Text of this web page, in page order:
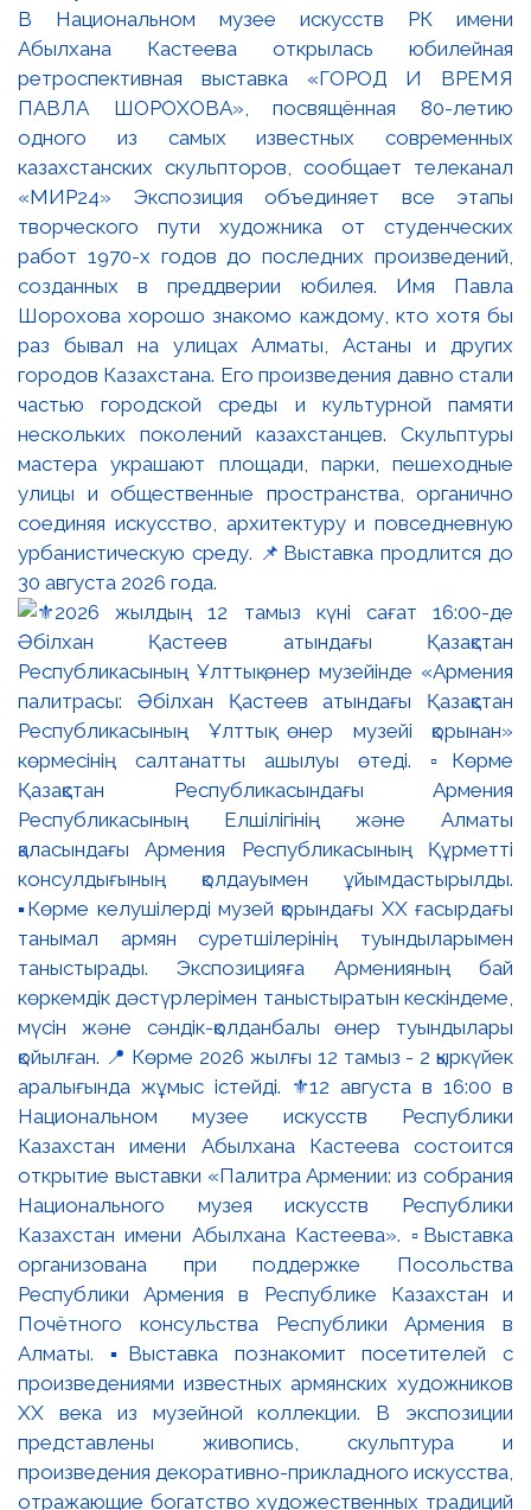
В Национальном музее искусств РК имени
Абылхана Кастеева открылась юбилейная
ретроспективная выставка «ГОРОД И ВРЕМЯ
ПАВЛА ШОРОХОВА», посвящённая 80-летию
одного из самых известных современных
казахстанских скульпторов, сообщает телеканал
«МИР24» Экспозиция объединяет все этапы
творческого пути художника от студенческих
работ 1970-х годов до последних произведений,
созданных в преддверии юбилея. Имя Павла
Шорохова хорошо знакомо каждому, кто хотя бы
раз бывал на улицах Алматы, Астаны и других
городов Казахстана. Его произведения давно стали
частью городской среды и культурной памяти
нескольких поколений казахстанцев. Скульптуры
мастера украшают площади, парки, пешеходные
улицы и общественные пространства, органично
соединяя искусство, архитектуру и повседневную
урбанистическую среду. 📌Выставка продлится до
30 августа 2026 года.